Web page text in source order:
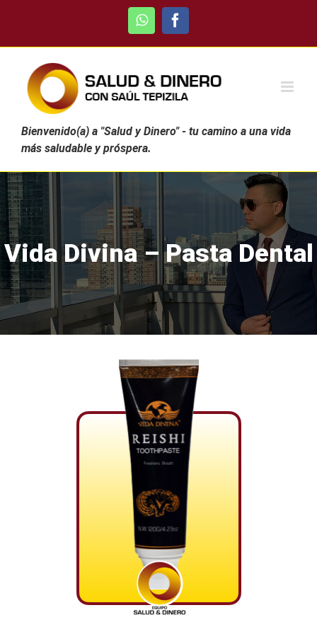
WhatsAppFacebook
Bienvenido(a) a "Salud y Dinero" - tu camino a una vida
más saludable y próspera.
Vida Divina – Pasta Dental